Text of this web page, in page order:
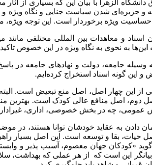
الزهرا با بیان این که بسیاری از آثار
و جزیره‌ای شدن سیاست جنایی و نگاه
ویژه برخوردار است. این توجه ویژه،
اسناد و معاهدات بین المللی مختلفی
به نحوی به نگاه ویژه در این خصوص تاکید
جامعه، دولت و نهادهای جامعه در پاسخ
این گونه اسناد استخراج کرده‌ایم.
این چهار اصل‌، اصل منع تبعیض است.
دوم، اصل منافع عالی کودک است. بهترین
چه در بخش خصوصی، اداری،
به عقاید خودشان توانا هستند، در
بقا و توسعه است. این اصل بسیار
مصوب ۱۹۹۰ داریم. این اعلامیه می‌گوید «کودکان جهان
بیانگر این است که از هر عملی که